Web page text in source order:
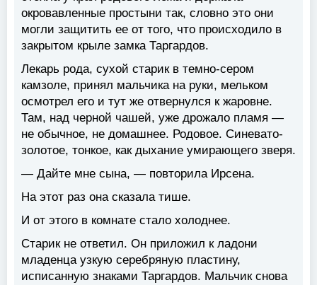
окровавленные простыни так, словно это они
могли защитить ее от того, что происходило в
закрытом крыле замка Таргардов.
Лекарь рода, сухой старик в темно-сером
камзоле, принял мальчика на руки, мельком
осмотрел его и тут же отвернулся к жаровне.
Там, над черной чашей, уже дрожало пламя —
не обычное, не домашнее. Родовое. Синевато-
золотое, тонкое, как дыхание умирающего зверя.
— Дайте мне сына, — повторила Ирсена.
На этот раз она сказала тише.
И от этого в комнате стало холоднее.
Старик не ответил. Он приложил к ладони
младенца узкую серебряную пластину,
исписанную знаками Таргардов. Мальчик снова